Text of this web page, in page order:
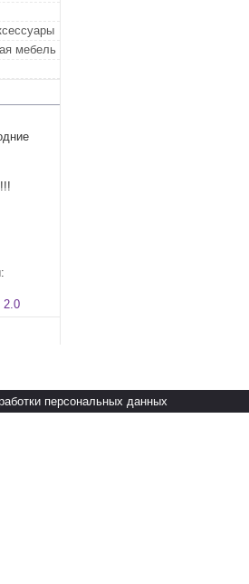
мебель
персональных данных